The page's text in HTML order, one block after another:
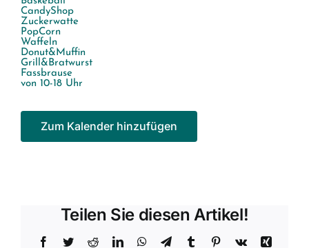
CandyShop
Zuckerwatte
PopCorn
Waffeln
Donut&Muffin
Grill&Bratwurst
Fassbrause
von 10-18 Uhr
Zum Kalender hinzufügen
Teilen Sie diesen Artikel!
Facebook
TwitterRedditLinkedInWhatsApp
TelegramTumblrPinterest
Vk
Xing